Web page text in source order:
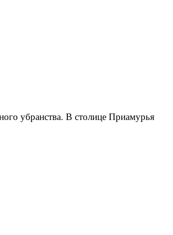
убранства. В столице Приамурья